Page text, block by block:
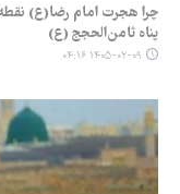
چرا هجرت امام رضا(ع)
پناه ثامن‌الحجج (ع)
۱۴۰۵-۰۲-۰۹ ۰۴:۱۶